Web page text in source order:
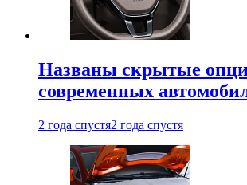
Названы скрытые
современных
2 года спустя2 года спустя